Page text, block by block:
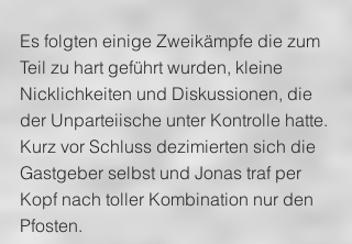
Es folgten einige Zweikämpfe die zum
Teil zu hart geführt wurden, kleine
Nicklichkeiten und Diskussionen, die
der Unparteiische unter Kontrolle hatte.
Kurz vor Schluss dezimierten sich die
Gastgeber selbst und Jonas traf per
Kopf nach toller Kombination nur den
Pfosten.